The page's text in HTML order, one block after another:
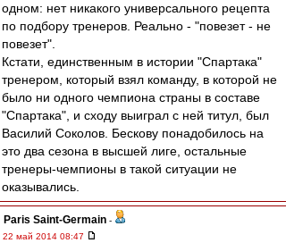
одном: нет никакого универсального рецепта
по подбору тренеров. Реально - "повезет - не
повезет".
Кстати, единственным в истории "Спартака"
тренером, который взял команду, в которой не
было ни одного чемпиона страны в составе
"Спартака", и сходу выиграл с ней титул, был
Василий Соколов. Бескову понадобилось на
это два сезона в высшей лиге, остальные
тренеры-чемпионы в такой ситуации не
оказывались.
Paris Saint-Germain -
22 май 2014 08:47